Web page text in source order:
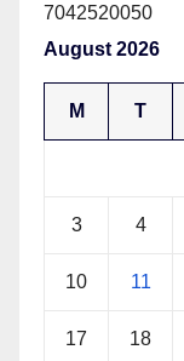
7042520050
August 2026
M T
3 4
10 11
17 18